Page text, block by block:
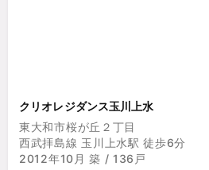
クリオレジダンス玉川上水
東大和市桜が丘２丁目
西武拝島線 玉川上水駅 徒歩6分
2012年10月 築 / 136戸